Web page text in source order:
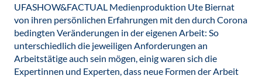
UFASHOW&FACTUAL Medienproduktion Ute Biernat
von ihren persönlichen Erfahrungen mit den durch Corona
bedingten Veränderungen in der eigenen Arbeit: So
unterschiedlich die jeweiligen Anforderungen an
Arbeitstätige auch sein mögen, einig waren sich die
Expertinnen und Experten, dass neue Formen der Arbeit